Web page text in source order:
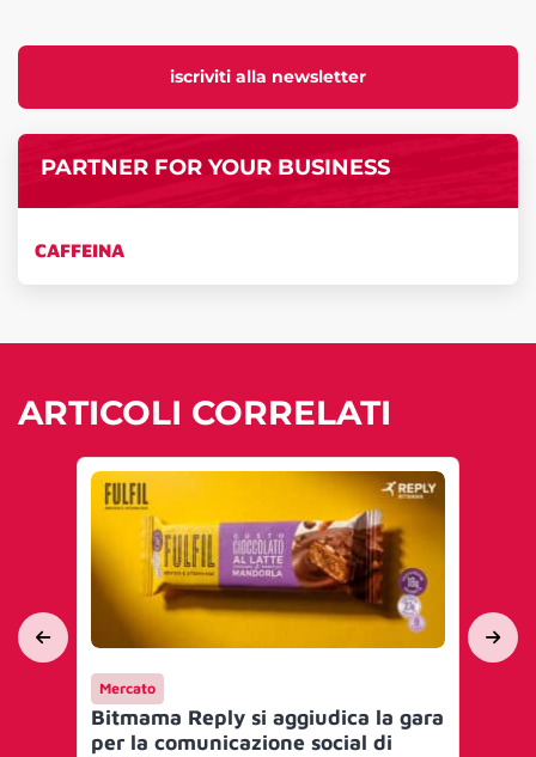
iscriviti alla newsletter
PARTNER FOR YOUR BUSINESS
CAFFEINA
ARTICOLI CORRELATI
Mercato
Bitmama Reply si aggiudica la gara
per la comunicazione social di